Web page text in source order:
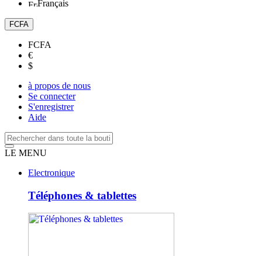
Français
FCFA
FCFA
€
$
à propos de nous
Se connecter
S'enregistrer
Aide
LE MENU
Electronique
Téléphones & tablettes